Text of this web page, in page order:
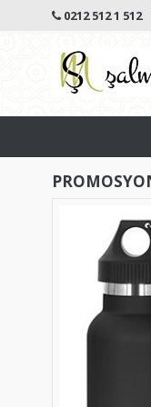
0212 512 1 512